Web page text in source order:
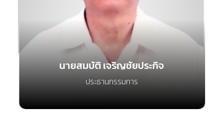
นายสมบัติ เจริญชัยประกิจ
ประธานกรรมการ